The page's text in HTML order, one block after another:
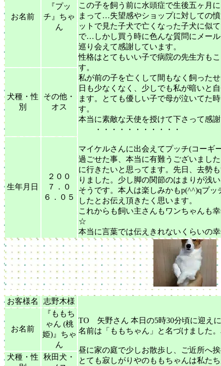
この子を飼う前に水頭症で生後五ヶ月
まって…失望感やショップに対しての
ットで見た子犬で亡くなった子犬に似
で…しかし買う時に色んな質問にメー
巡り会えて感謝しています。
性格はとてもいい子で病院の先生方も
す。
私が前の子を亡くして間もなく飼った
日も少なくなく、少しでも私が暗いと
ます。とても優しい子で母が泣いてた
す。
本当に素敵な天使を授けて下さって感
・・・・・・・・・・・
マイケルさんに出会えてプッチ(コーギ
過ごせた事、本当に有難うございまし
に行きたいと思ってます。先日、去勢
りました。少し脚の関節のはまりが浅
そうです。本人は楽しみかもp(^^)qプ
したとお伝え頂きたく思います。
これからも飼い主さんもワンちゃんも
☆
本当に言葉では伝えきれないくらいの
お名前
『プッ
チ』ちゃ
ん
犬種・性
別
その他・
オス
生年月日
２００
７．０
６．０５
お客様名 志野木様
TO 矢野さん 本日の5時30分頃に迎え
名前は「ももちゃん」と名づけました
昼に家の庭で少しお散歩し、ご近所へ
とても寂しがりやのももちゃんは私た
お名前
『ももち
ゃん (桃
姫)』ちゃ
ん
犬種・性
秋田犬・